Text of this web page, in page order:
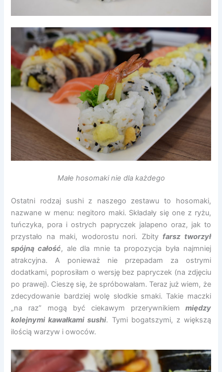
Małe hosomaki nie dla każdego
Ostatni rodzaj sushi z naszego zestawu to hosomaki,
nazwane w menu: negitoro maki. Składały się one z ryżu,
tuńczyka, pora i ostrych papryczek jalapeno oraz, jak to
przystało na maki, wodorostu nori. Zbity farsz tworzył
spójną całość, ale dla mnie ta propozycja była najmniej
atrakcyjna. A ponieważ nie przepadam za ostrymi
dodatkami, poprosiłam o wersję bez papryczek (na zdjęciu
po prawej). Cieszę się, że spróbowałam. Teraz już wiem, że
zdecydowanie bardziej wolę słodkie smaki. Takie maczki
„na raz” mogą być ciekawym przerywnikiem między
kolejnymi kawałkami sushi. Tymi bogatszymi, z większą
ilością warzyw i owoców.